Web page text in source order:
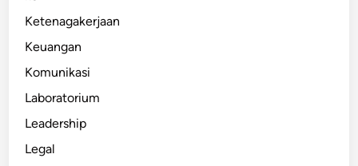
Ketenagakerjaan
Keuangan
Komunikasi
Laboratorium
Leadership
Legal